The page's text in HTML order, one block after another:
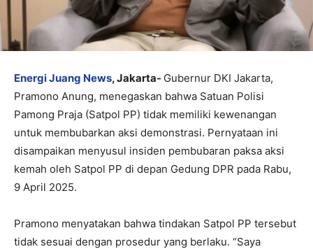
Energi Juang News, Jakarta- Gubernur DKI Jakarta,
Pramono Anung, menegaskan bahwa Satuan Polisi
Pamong Praja (Satpol PP) tidak memiliki kewenangan
untuk membubarkan aksi demonstrasi. Pernyataan ini
disampaikan menyusul insiden pembubaran paksa aksi
kemah oleh Satpol PP di depan Gedung DPR pada Rabu,
9 April 2025.
Pramono menyatakan bahwa tindakan Satpol PP tersebut
tidak sesuai dengan prosedur yang berlaku. “Saya